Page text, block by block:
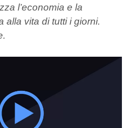
l’economia e la
alla vita di tutti i giorni.